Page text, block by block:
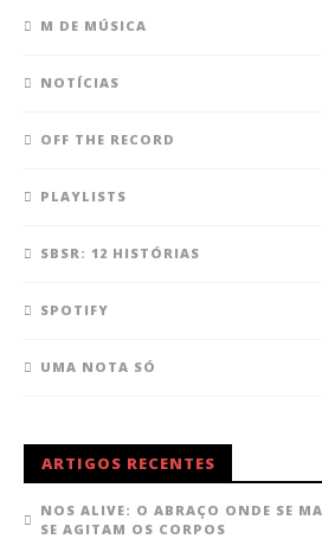
M DE MÚSICA
NOTÍCIAS
OFF THE RECORD
PLAYLISTS
SBSR: 12 HISTÓRIAS
SPOTIFY
UMA NOTA SÓ
ARTIGOS RECENTES
NOS ALIVE: O ABRAÇO ONDE SE
SE AGITAM OS CORPOS